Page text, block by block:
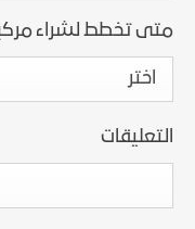
متى تخطط لشراء
اختر
التعليقات